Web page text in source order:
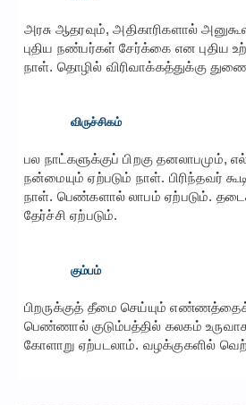
அரசு ஆதரவும், அதிகாரிகளால்
புதிய நண்பர்கள் சேர்க்கை என புதிய
நாள். தொழில் விரிவாக்கத்துக்கு
விருச்சிகம்
பல நாட்களுக்குப் பிறகு தனலாபமும்,
நன்மையும் ஏற்படும் நாள். பிரிந்தவர்
நாள். பெண்களால் லாபம் ஏற்படும்.
தேர்ச்சி ஏற்படும்.
கும்பம்
பிறருக்குத் தீமை செய்யும் எண்ணத்தைக்
பெண்ணால் குடும்பத்தில் கலகம்
கோளாறு ஏற்படலாம். வழக்குகளில்